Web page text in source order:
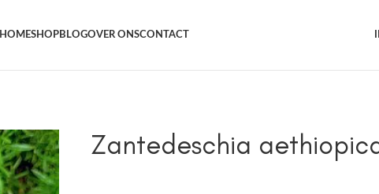
HOMESHOPBLOGOVER ONSCONTACT
Zantedeschia